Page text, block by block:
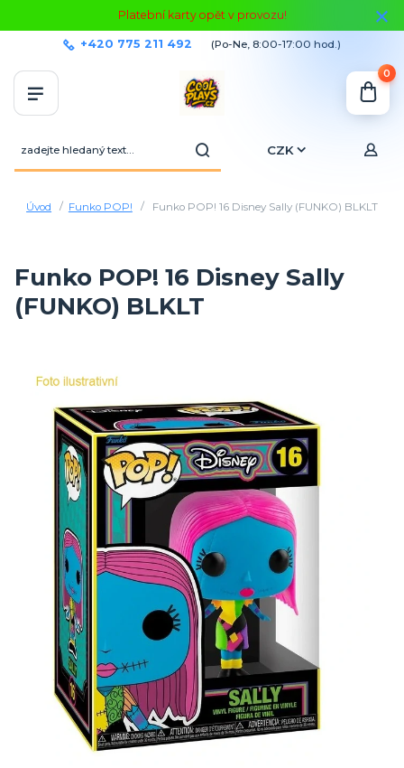
Platební karty opět v provozu!
CZK
+420 775 211 492 (Po-Ne, 8:00-17:00 hod.)
0
Úvod Funko POP! Funko POP! 16 Disney Sally (FUNKO) BLKLT
Funko POP! 16 Disney Sally
(FUNKO) BLKLT